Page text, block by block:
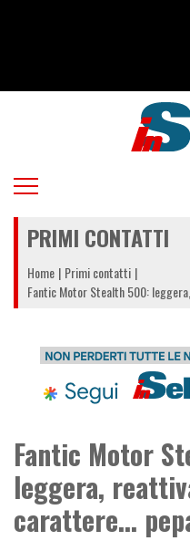
PRIMI CONTATTI
Home Primi contatti
Fantic Motor Stealth 500:
Fantic Motor
leggera,
carattere...